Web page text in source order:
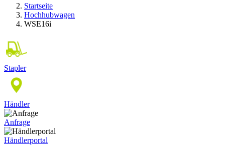
Startseite
Hochhubwagen
WSE16i
Stapler
Händler
Anfrage
Händlerportal